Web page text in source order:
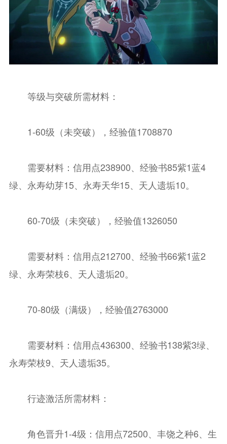
等级与突破所需材料：
1-60级（未突破），经验值1708870
需要材料：信用点238900、经验书85紫1蓝4
绿、永寿幼芽15、永寿天华15、天人遗垢10。
60-70级（未突破），经验值1326050
需要材料：信用点212700、经验书66紫1蓝2
绿、永寿荣枝6、天人遗垢20。
70-80级（满级），经验值2763000
需要材料：信用点436300、经验书138紫3绿、
永寿荣枝9、天人遗垢35。
行迹激活所需材料：
角色晋升1-4级：信用点72500、丰饶之种6、生